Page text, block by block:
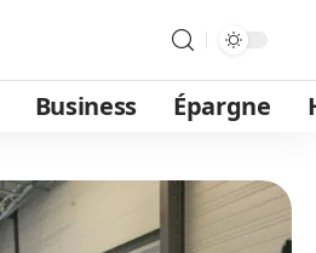
Business Épargne